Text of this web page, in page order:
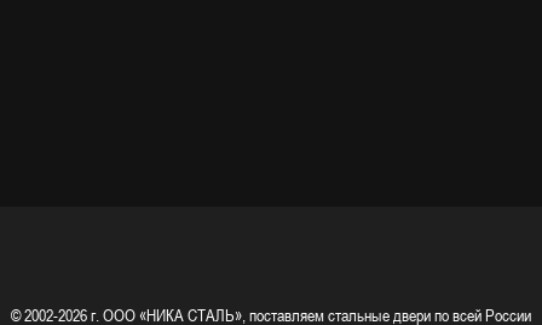
© 2002-2026 г.ООО «НИКА СТАЛЬ», поставляем стальные двери по всей России